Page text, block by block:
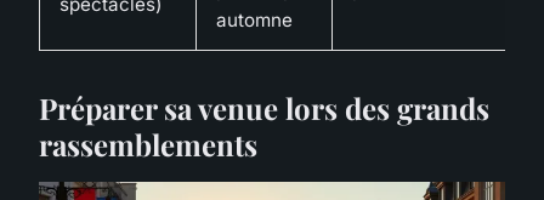
automne
Préparer sa venue lors des grands
rassemblements